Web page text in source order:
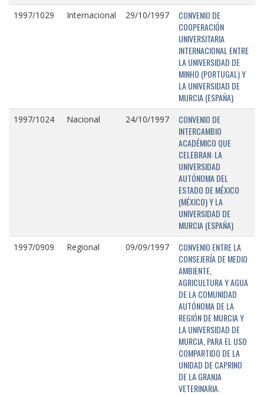
1997/1029 Internacional 29/10/1997
CONVENIO DE
COOPERACIÓN
UNIVERSITARIA
INTERNACIONAL ENTRE
LA UNIVERSIDAD DE
MINHO (PORTUGAL) Y
LA UNIVERSIDAD DE
MURCIA (ESPAÑA)
1997/1024 Nacional 24/10/1997
CONVENIO DE
INTERCAMBIO
ACADÉMICO QUE
CELEBRAN: LA
UNIVERSIDAD
AUTÓNOMA DEL
ESTADO DE MÉXICO
(MÉXICO) Y LA
UNIVERSIDAD DE
MURCIA (ESPAÑA)
1997/0909 Regional 09/09/1997
CONVENIO ENTRE LA
CONSEJERÍA DE MEDIO
AMBIENTE,
AGRICULTURA Y AGUA
DE LA COMUNIDAD
AUTÓNOMA DE LA
REGIÓN DE MURCIA Y
LA UNIVERSIDAD DE
MURCIA, PARA EL USO
COMPARTIDO DE LA
UNIDAD DE CAPRINO
DE LA GRANJA
VETERINARIA.